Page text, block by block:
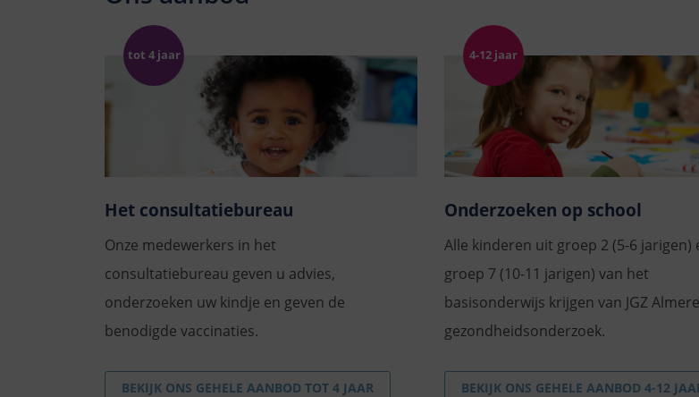
Het consultatiebureau
Onze medewerkers in het
consultatiebureau geven u advies,
onderzoeken uw kindje en geven de
benodigde vaccinaties.
BEKIJK ONS GEHELE AANBOD TOT 4 JAAR
Onderzoeken op school
Alle kinderen uit groep 2 (5-6 jarigen)
groep 7 (10-11 jarigen) van het
basisonderwijs krijgen van JGZ
gezondheidsonderzoek.
BEKIJK ONS GEHELE AANBOD 4-12